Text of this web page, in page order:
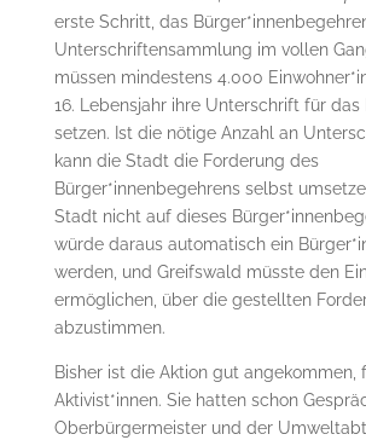
erste Schritt, das
Unterschriftensammlung im vollen
müssen mindestens 4.000
16. Lebensjahr ihre Unterschrift für das
setzen. Ist die nötige Anzahl an
kann die Stadt die Forderung des
Bürger*innenbegehrens selbst
Stadt nicht auf dieses
würde daraus automatisch ein
werden, und Greifswald müsste den
ermöglichen, über die gestellten
abzustimmen.
Bisher ist die Aktion gut angekommen,
Aktivist*innen. Sie hatten schon
Oberbürgermeister und der